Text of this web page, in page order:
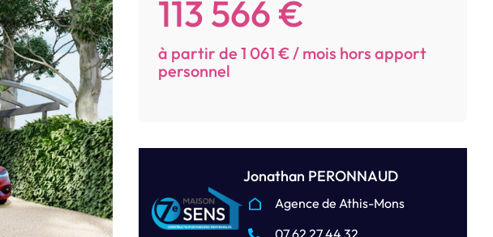
113 566 €
à partir de 1 061 € / mois hors apport
personnel
Jonathan PERONNAUD
Agence de Athis-Mons